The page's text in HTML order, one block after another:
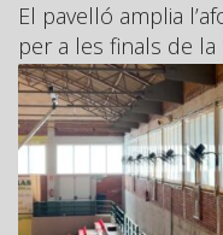
El pavelló amplia
per a les finals de